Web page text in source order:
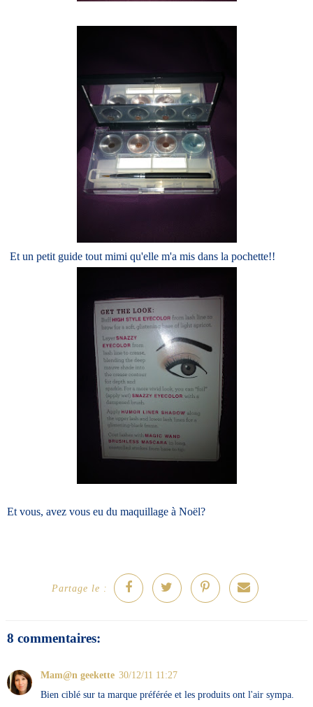
Et un petit guide tout mimi qu'elle m'a mis dans la pochette!!
Et vous, avez vous eu du maquillage à Noël?
Partage le :
8 commentaires:
Mam@n geekette 30/12/11 11:27
Bien ciblé sur ta marque préférée et les produits ont l'air sympa.